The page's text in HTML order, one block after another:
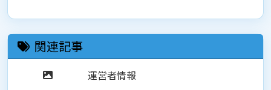
関連記事
運営者情報